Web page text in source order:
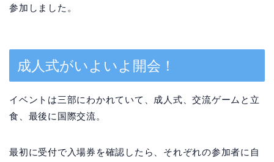
参加しました。
成人式がいよいよ開会！
イベントは三部にわかれていて、成人式、交流ゲームと立
食、最後に国際交流。
最初に受付で入場券を確認したら、それぞれの参加者に自